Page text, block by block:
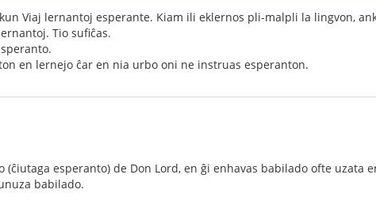
Viaj lernantoj esperante. Kiam ili eklernos pli-malpli la lingvon,
Tio sufiĉas.
en lernejo ĉar en nia urbo oni ne instruas esperanton.
esperanto) de Don Lord, en ĝi enhavas babilado ofte uzata
babilado.